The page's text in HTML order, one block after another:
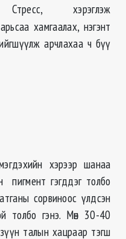
хэрэглэж
хамгаалах, нэгэнт
арчлахаа ч бүү
хэрээр шанаа
пигмент гэгддэг толбо
сорвиноос үлдсэн
толбо гэнэ. Мөн 30-40
талын хацраар тэгш